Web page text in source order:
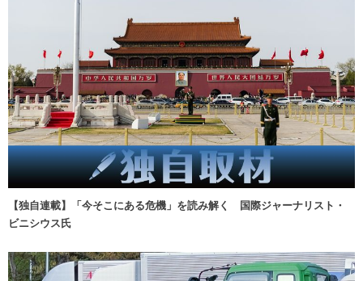
【独自連載】「今そこにある危機」を読み解く 国際ジャーナリスト・
ビニシウス氏